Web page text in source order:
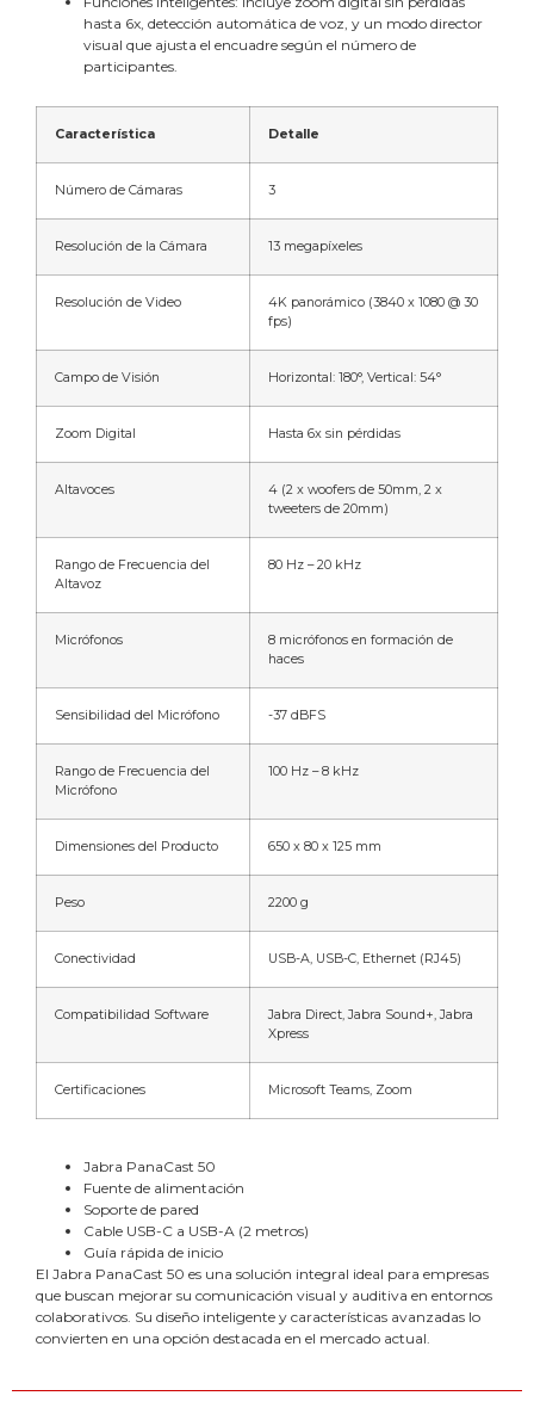
hasta 6x, detección automática de voz, y un modo director
visual que ajusta el encuadre según el número de
participantes.
Característica Detalle
Número de Cámaras 3
Resolución de la Cámara 13 megapíxeles
Resolución de Video
4K panorámico (3840 x 1080 @ 30
fps)
Campo de Visión Horizontal: 180°, Vertical: 54°
Zoom Digital Hasta 6x sin pérdidas
Altavoces
4 (2 x woofers de 50mm, 2 x
tweeters de 20mm)
Rango de Frecuencia del
Altavoz
80 Hz – 20 kHz
Micrófonos
8 micrófonos en formación de
haces
Sensibilidad del Micrófono -37 dBFS
Rango de Frecuencia del
Micrófono
100 Hz – 8 kHz
Dimensiones del Producto 650 x 80 x 125 mm
Peso 2200 g
Conectividad USB-A, USB-C, Ethernet (RJ45)
Compatibilidad Software
Jabra Direct, Jabra Sound+, Jabra
Xpress
Certificaciones Microsoft Teams, Zoom
Jabra PanaCast 50
Fuente de alimentación
Soporte de pared
Cable USB-C a USB-A (2 metros)
Guía rápida de inicio
El Jabra PanaCast 50 es una solución integral ideal para empresas
que buscan mejorar su comunicación visual y auditiva en entornos
colaborativos. Su diseño inteligente y características avanzadas lo
convierten en una opción destacada en el mercado actual.